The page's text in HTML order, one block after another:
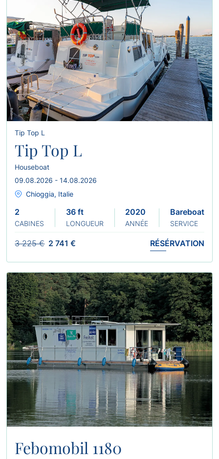
Tip Top L
Tip Top L
Houseboat
09.08.2026 - 14.08.2026
Chioggia, Italie
2
CABINES
36 ft
LONGUEUR
2020
ANNÉE
Bareboat
SERVICE
3 225 € 2 741 € RÉSÉRVATION
Febomobil 1180